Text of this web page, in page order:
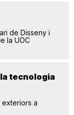
de Disseny i
la UOC
tecnologia
exteriors a